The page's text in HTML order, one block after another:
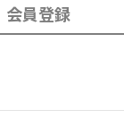
会員登録